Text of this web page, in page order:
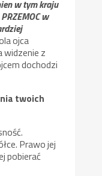
w tym kraju
w
ojca
widzenie z
dochodzi
twoich
Prawo jej
pobierać